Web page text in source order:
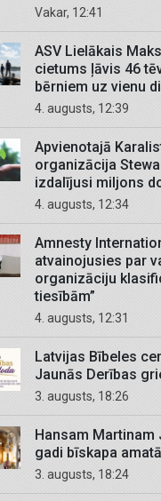
Vakar, 12:41
ASV Lielākais
cietums ļāvis 46
bērniem uz vienu
4. augusts, 12:39
Apvienotajā
organizācija
izdalījusi miljons
4. augusts, 12:34
Amnesty
atvainojusies par
organizāciju
tiesībām”
4. augusts, 12:31
Latvijas Bībeles
Jaunās Derības
3. augusts, 18:26
Hansam Martinam
gadi bīskapa amatā
3. augusts, 18:24